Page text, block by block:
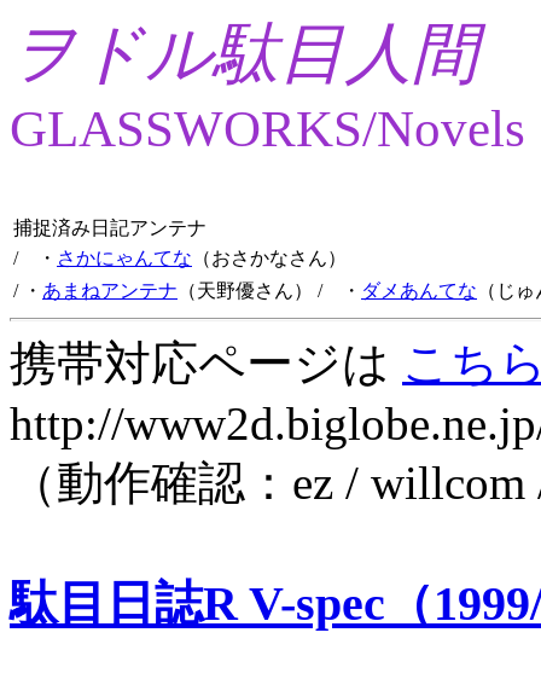
ヲドル駄目人間
GLASSWORKS/Novels
捕捉済み日記アンテナ
/ ・ さかにゃんてな （おさかなさん）
/ ・ あまねアンテナ （天野優さん） / ・ ダメあんてな （じ
携帯対応ページは こち
http://
（動作確認：ez /
駄目日誌R V-spec（